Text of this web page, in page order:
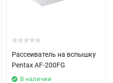
Рассеиватель на вспышку
Pentax AF-200FG
В наличии